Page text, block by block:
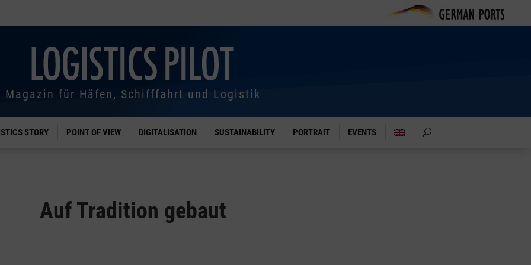
Magazin für Häfen, Schifffahrt und Logistik
STORY POINT OF VIEW DIGITALISATION SUSTAINABILITY PORTRAIT EVENTS
Auf Tradition gebaut